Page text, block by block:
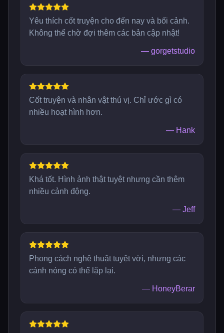
Yêu thích cốt truyện cho đến nay và bối cảnh.
Không thể chờ đợi thêm các bản cập nhật!
— gorgetstudio
Cốt truyện và nhân vật thú vị. Chỉ ước gì có
nhiều hoạt hình hơn.
— Hank
Khá tốt. Hình ảnh thật tuyệt nhưng cần thêm
nhiều cảnh động.
— Jeff
Phong cách nghệ thuật tuyệt vời, nhưng các
cảnh nóng có thể lặp lại.
— HoneyBerar